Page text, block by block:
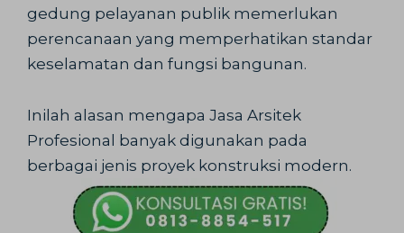
gedung pelayanan publik memerlukan
perencanaan yang memperhatikan standar
keselamatan dan fungsi bangunan.
Inilah alasan mengapa Jasa Arsitek
Profesional banyak digunakan pada
berbagai jenis proyek konstruksi modern.